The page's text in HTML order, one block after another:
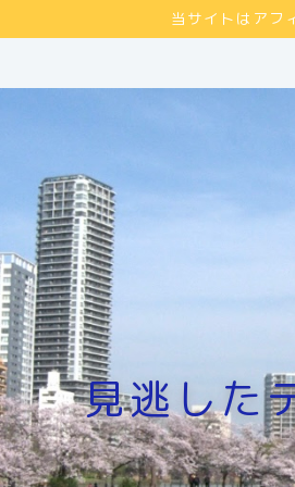
当サイトはアフ
見逃した